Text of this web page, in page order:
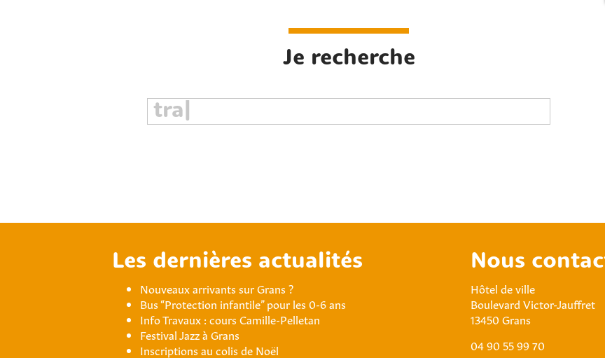
Je recherche
Les dernières actualités
Nouveaux arrivants sur Grans ?
Bus “Protection infantile” pour les 0-6 ans
Info Travaux : cours Camille-Pelletan
Festival Jazz à Grans
Inscriptions au colis de Noël
Nous
Hôtel de ville
Boulevard Victor-Jauffret
13450 Grans
04 90 55 99 70